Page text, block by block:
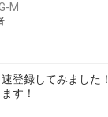
M
登録してみました！
す！